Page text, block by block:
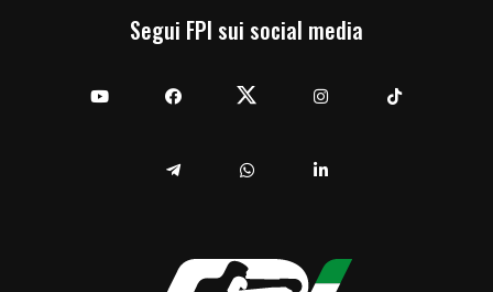
Segui FPI sui social media